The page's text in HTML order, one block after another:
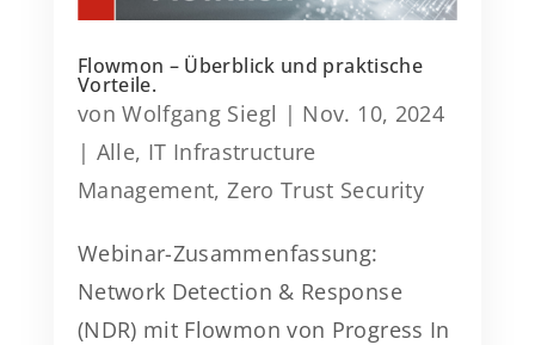
Flowmon – Überblick und praktische
Vorteile.
vonWolfgang Siegl | Nov. 10, 2024
| Alle, IT Infrastructure
Management, Zero Trust Security
Webinar-Zusammenfassung:
Network Detection & Response
(NDR) mit Flowmon von Progress In